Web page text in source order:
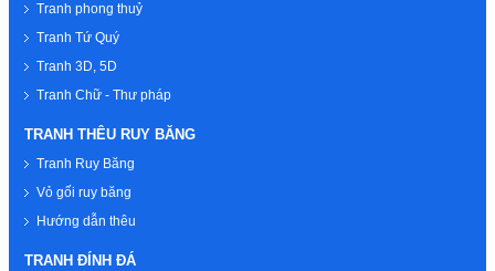
Tranh phong thuỷ
Tranh Tứ Quý
Tranh 3D, 5D
Tranh Chữ - Thư pháp
TRANH THÊU RUY BĂNG
Tranh Ruy Băng
Vỏ gối ruy băng
Hướng dẫn thêu
TRANH ĐÍNH ĐÁ